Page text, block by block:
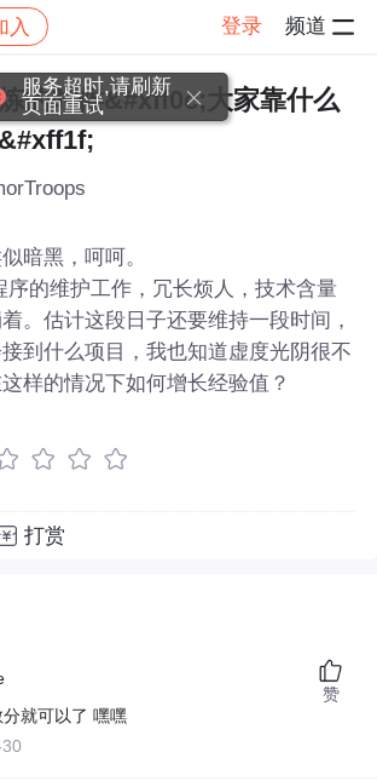
入 登录 频道
帖子详情
的时候&#xff0c;大家靠什么
暗黑，呵呵。
序的维护工作，冗长烦人，技术含量
。估计这段日子还要维持一段时间，
到什么项目，我也知道虚度光阴很不
样的情况下如何增长经验值？
打赏
就可以了 嘿嘿
赞
服务超时,请刷新
页面重试